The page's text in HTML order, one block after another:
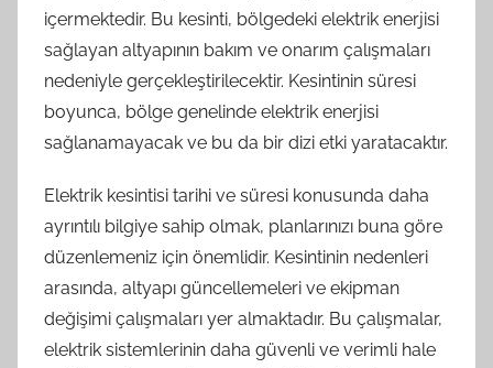
içermektedir. Bu kesinti, bölgedeki elektrik enerjisi
sağlayan altyapının bakım ve onarım çalışmaları
nedeniyle gerçekleştirilecektir. Kesintinin süresi
boyunca, bölge genelinde elektrik enerjisi
sağlanamayacak ve bu da bir dizi etki yaratacaktır.
Elektrik kesintisi tarihi ve süresi konusunda daha
ayrıntılı bilgiye sahip olmak, planlarınızı buna göre
düzenlemeniz için önemlidir. Kesintinin nedenleri
arasında, altyapı güncellemeleri ve ekipman
değişimi çalışmaları yer almaktadır. Bu çalışmalar,
elektrik sistemlerinin daha güvenli ve verimli hale